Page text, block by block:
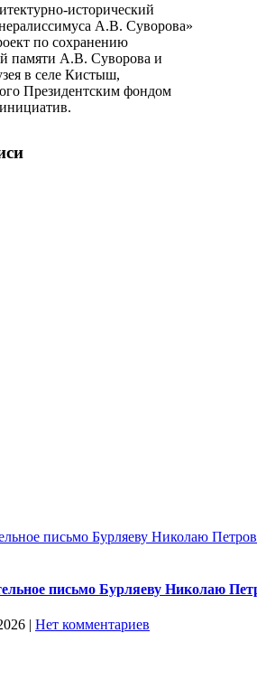
исторический
А.В. Суворова»
по сохранению
памяти А.В. Суворова и
в селе Кистыш,
Президентским фондом
письмо Бурляеву Николаю
письмо Бурляеву Николаю
| Нет комментариев